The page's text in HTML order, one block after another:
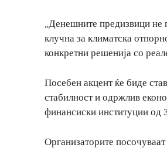
„Денешните предизвици не
клучна за климатска
конкретни решенија со
Посебен акцент ќе биде
стабилност и одржлив
финансиски институции од
Организаторите